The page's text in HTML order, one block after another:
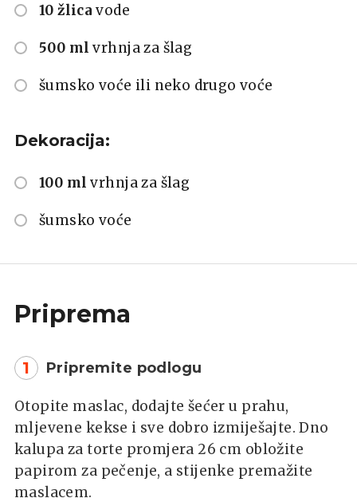
10 žlica vode
500 ml vrhnja za šlag
šumsko voće ili neko drugo voće
Dekoracija:
100 ml vrhnja za šlag
šumsko voće
Priprema
1 Pripremite podlogu
Otopite maslac, dodajte šećer u prahu,
mljevene kekse i sve dobro izmiješajte. Dno
kalupa za torte promjera 26 cm obložite
papirom za pečenje, a stijenke premažite
maslacem.